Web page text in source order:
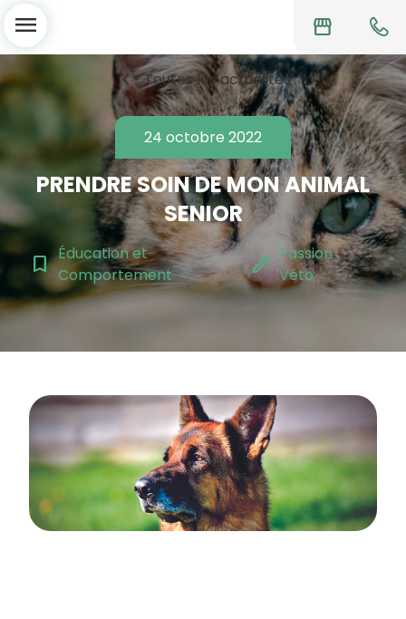
storefront
menu
chevron_left Toutes les actualités
24 octobre 2022
PRENDRE SOIN DE MON ANIMAL
SENIOR
bookmark_border Éducation et
Comportement
edit Passion
Véto